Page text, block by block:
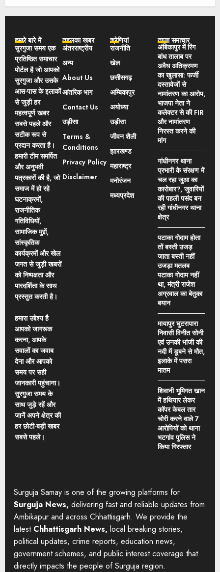
हमारे बारे में
सुरगुजा समय एक
प्रतिष्ठित समाचार
पोर्टल है जो आपको
सुरगुजा और उसके
आस-पास के इलाकों
से जुड़ी हर
महत्वपूर्ण खबर
सबसे पहले और
सटीक रूप से
प्रदान करता है।
हमारी टीम समर्पित
और अनुभवी
पत्रकारों की है, जो
समाज में हो रहे
घटनाक्रमों,
राजनीतिक
गतिविधियों,
सामाजिक मुद्दों,
सांस्कृतिक
कार्यक्रमों और खेल
जगत से जुड़ी खबरों
को निष्पक्षता और
पारदर्शिता के साथ
प्रस्तुत करती है।
हमारा उद्देश्य है
आपको जागरूक
करना, आपके
सवालों का जवाब
देना और आपको
समय पर सही
जानकारी पहुंचाना।
सुरगुजा समय के
साथ जुड़े रहें और
जानें अपने क्षेत्र की
हर छोटी-बड़ी खबर
सबसे पहले।
तहलका खबर
अंतरराष्ट्रीय
अन्य
About Us
आंतरिक भाग
Contact Us
उड़ीसा
Terms &
Conditions
Privacy Policy
Disclaimer
श्रेणियां
राजनीति
खेल
छत्तीसगढ़
अम्बिकापुर
अयोध्या
उड़ीसा
जीवन शैली
झारखण्ड
महाराष्ट्र
मनोरंजन
मध्यप्रदेश
ताज़ा समाचार
अंबिकापुर में रिंग
बांध तालाब पर
अवैध अतिक्रमण
का खुलासा: फर्जी
दस्तावेजों से
नामांतरण का आरोप,
भाजपा नेता ने
कलेक्टर से की FIR
और नामांतरण
निरस्त करने की
मांग
गांधीनगर थाना
प्रभारी के संरक्षण में
चल रहा जुआ का
कारोबार?, जुवारियों
की पहली पसंद बन
रही गांधीनगर थाना
क्षेत्र
पटाका गोदाम होता
तों बस्ती उजड़
जाता बस्ती नहीं
उजड़ा मतलब
पटाका गोदाम नहीं
था, मंत्री राजेश
अग्रवाल का बेतुका
बयान
मायापुर घुटरापारा
निवासी विनीत सोनी
एवं उनकी भांजी की
नदी में डूबने से मौत,
इलाके में पसरा
मातम
शिवानी भूमिगत खान
में हथियार लेकर
कॉपर केबल तार
चोरी करने वाले 7
आरोपियों को थाना
भटगांव पुलिस ने
किया गिरफ्तार
Surguja Samay is one of the growing platforms for
Surguja News, delivering fast and reliable updates from
Ambikapur and across Chhattisgarh. We provide the
latest Chhattisgarh News, local breaking stories,
political updates, crime reports, education news,
government schemes, and public interest coverage that
directly impacts the people of Surguja region.